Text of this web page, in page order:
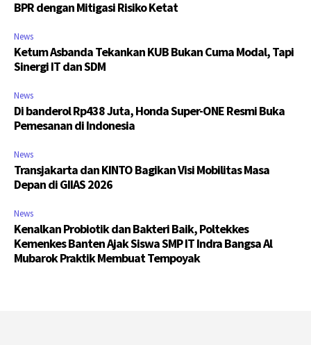
BPR dengan Mitigasi Risiko Ketat
News
Ketum Asbanda Tekankan KUB Bukan Cuma Modal, Tapi
Sinergi IT dan SDM
News
Di banderol Rp438 Juta, Honda Super-ONE Resmi Buka
Pemesanan di Indonesia
News
Transjakarta dan KINTO Bagikan Visi Mobilitas Masa
Depan di GIIAS 2026
News
Kenalkan Probiotik dan Bakteri Baik, Poltekkes
Kemenkes Banten Ajak Siswa SMP IT Indra Bangsa Al
Mubarok Praktik Membuat Tempoyak